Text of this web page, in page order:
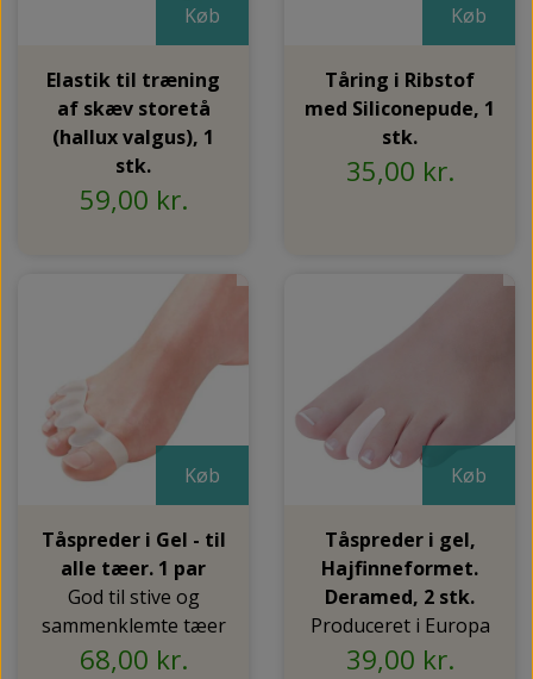
Køb
Elastik til træning
af skæv storetå
(hallux valgus), 1
stk.
59,00 kr.
Køb
Tåring i Ribstof
med Siliconepude, 1
stk.
35,00 kr.
Køb
Tåspreder i Gel - til
alle tæer. 1 par
God til stive og
sammenklemte tæer
68,00 kr.
Køb
Tåspreder i gel,
Hajfinneformet.
Deramed, 2 stk.
Produceret i Europa
39,00 kr.